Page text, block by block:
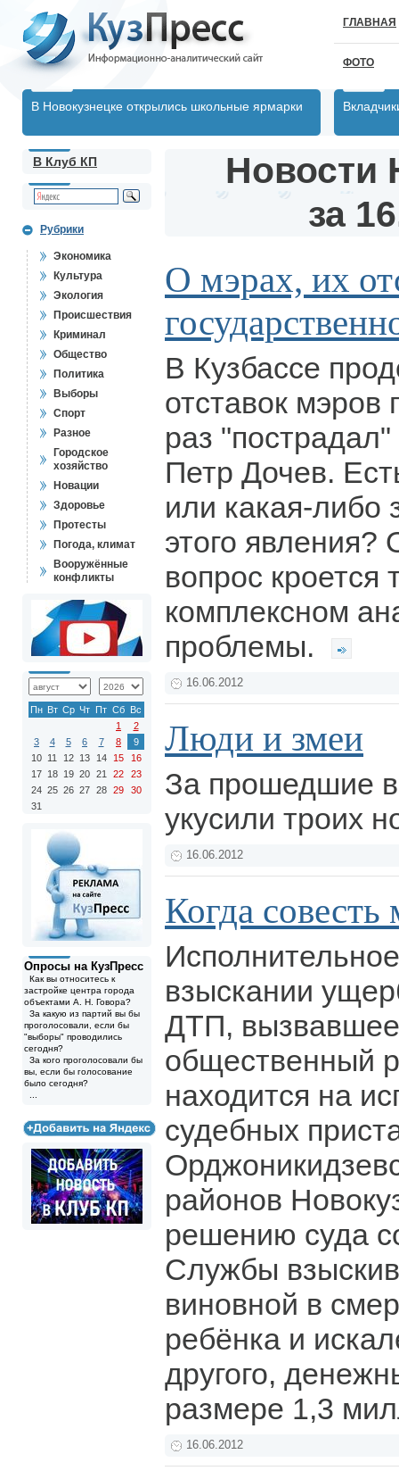
ГЛАВНАЯ
ФОТО
В Новокузнецке открылись школьные ярмарки
В Клуб КП
Рубрики
Экономика
Культура
Экология
Происшествия
Криминал
Общество
Политика
Выборы
Спорт
Разное
Городское
хозяйство
Новации
Здоровье
Протесты
Погода, климат
Вооружённые
конфликты
Пн Вт Ср Чт Пт Сб Вс
1
2
3
4 5 6 7 8
9
10 11 12 13 14 15
16
17 18 19 20 21 22
23
24 25 26 27 28 29
30
31
Опросы на КузПресс
Как вы относитесь к
застройке центра города
объектами А. Н. Говора?
За какую из партий вы бы
проголосовали, если бы
"выборы" проводились
сегодня?
За кого проголосовали бы
вы, если бы голосование
было сегодня?
Новости
за
О мэрах, их
В Кузбассе
отставок мэров
раз
Петр Дочев.
или какая-либо
этого явления?
вопрос кроется
комплексном
проблемы.
16.06.2012
Люди и змеи
За прошедшие
укусили троих
16.06.2012
Когда совесть
взыскании
ДТП,
общественный
находится на
судебных
районов
решению суда
Службы
виновной в
ребёнка и
другого,
размере 1,3
16.06.2012